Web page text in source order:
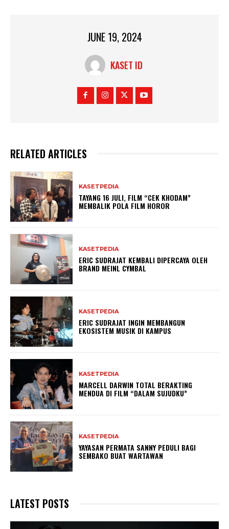
JUNE 19, 2024
KASET ID
RELATED ARTICLES
KASETPEDIA
TAYANG 16 JULI, FILM “CEK KHODAM”
MEMBALIK POLA FILM HOROR
KASETPEDIA
ERIC SUDRAJAT KEMBALI DIPERCAYA OLEH
BRAND MEINL CYMBAL
KASETPEDIA
ERIC SUDRAJAT INGIN MEMBANGUN
EKOSISTEM MUSIK DI KAMPUS
KASETPEDIA
MARCELL DARWIN TOTAL BERAKTING
MENDUA DI FILM “DALAM SUJUDKU”
KASETPEDIA
YAYASAN PERMATA SANNY PEDULI BAGI
SEMBAKO BUAT WARTAWAN
LATEST POSTS